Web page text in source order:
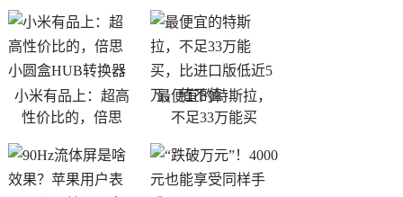
小米有品上：超高
性价比的，倍思
最便宜的特斯拉，
不足33万能买